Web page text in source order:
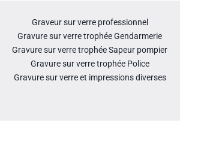
Graveur sur verre professionnel
Gravure sur verre trophée Gendarmerie
Gravure sur verre trophée Sapeur pompier
Gravure sur verre trophée Police
Gravure sur verre et impressions diverses